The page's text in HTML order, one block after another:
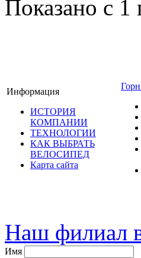
Показано с 1
Информация
ИСТОРИЯ
КОМПАНИИ
ТЕХНОЛОГИИ
КАК ВЫБРАТЬ
ВЕЛОСИПЕД
Карта сайта
Наш филиал
Имя